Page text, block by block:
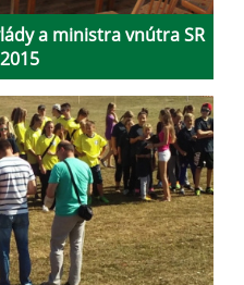
a ministra vnútra SR